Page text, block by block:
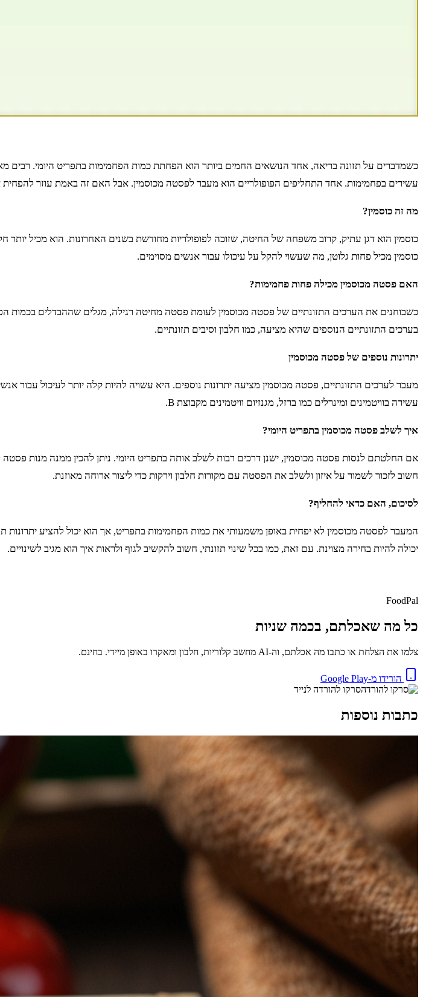
כשמדברים על תזונה בריאה, אחד הנושאים החמים ביותר הוא הפחתת כמות הפחמימות בתפריט היומי. רבים
עשירים בפחמימות. אחד התחליפים הפופולריים הוא מעבר לפסטה מכוסמין. אבל האם זה באמת עוזר
מה זה כוסמין?
כוסמין הוא דגן עתיק, קרוב משפחה של החיטה, שזוכה לפופולריות מחודשת בשנים האחרונות. הוא מכיל יותר
כוסמין מכיל פחות גלוטן, מה שעשוי להקל על עיכולו עבור אנשים מסוימים.
האם פסטה מכוסמין מכילה פחות פחמימות?
כשבוחנים את הערכים התזונתיים של פסטה מכוסמין לעומת פסטה מחיטה רגילה, מגלים שההבדלים בכמות
בערכים התזונתיים הנוספים שהיא מציעה, כמו חלבון וסיבים תזונתיים.
יתרונות נוספים של פסטה מכוסמין
מעבר לערכים התזונתיים, פסטה מכוסמין מציעה יתרונות נוספים. היא עשויה להיות קלה יותר לעיכול עבור
עשירה בוויטמינים ומינרלים כמו ברזל, מגנזיום וויטמינים מקבוצת B.
איך לשלב פסטה מכוסמין בתפריט היומי?
אם החלטתם לנסות פסטה מכוסמין, ישנן דרכים רבות לשלב אותה בתפריט היומי. ניתן להכין ממנה מנות
חשוב לזכור לשמור על איזון ולשלב את הפסטה עם מקורות חלבון וירקות כדי ליצור ארוחה מאוזנת.
לסיכום, האם כדאי להחליף?
המעבר לפסטה מכוסמין לא יפחית באופן משמעותי את כמות הפחמימות בתפריט, אך הוא יכול להציע
יכולה להיות בחירה מצוינת. עם זאת, כמו בכל שינוי תזונתי, חשוב להקשיב לגוף ולראות איך הוא מגיב לשינויים.
FoodPal
כל מה שאכלתם, בכמה שניות
צלמו את הצלחת או כתבו מה אכלתם, וה-AI מחשב קלוריות, חלבון ומאקרו באופן מיידי. בחינם.
הורידו מ-Google Play
סרקו להורדה לנייד
כתבות נוספות